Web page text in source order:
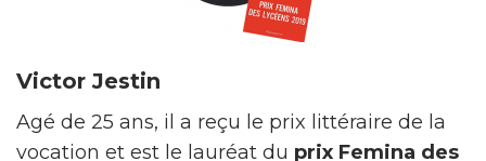
Victor Jestin
Agé de 25 ans, il a reçu le prix littéraire de la
vocation et est le lauréat du prix Femina des